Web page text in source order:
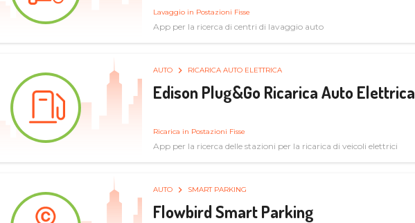
Lavaggio in Postazioni Fisse
App per la ricerca di centri di lavaggio auto
AUTO RICARICA AUTO ELETTRICA
Edison Plug&Go Ricarica Auto Elettrica
Ricarica in Postazioni Fisse
App per la ricerca delle stazioni per la ricarica di veicoli elettrici
AUTO SMART PARKING
Flowbird Smart Parking